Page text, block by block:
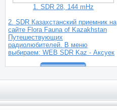
1. SDR 28, 144 mHz
2. SDR Казахстанский приемник на
сайте Flora Fauna of Kazakhstan
Путешествующих
радиолюбителей. В меню
выбираем: WEB SDR Kaz - Аксуек